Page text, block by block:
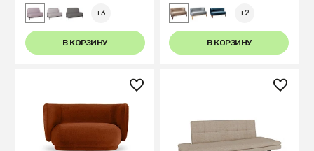
+3
В КОРЗИНУ
+2
В КОРЗИНУ